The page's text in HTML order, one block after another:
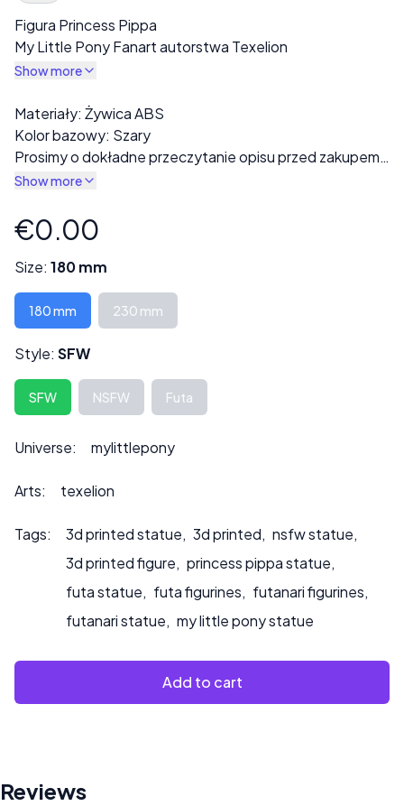
Spec Description
Figura Princess Pippa
My Little Pony Fanart autorstwa Texelion
Show more
Description
Materiały: Żywica ABS
Kolor bazowy: Szary
Prosimy o dokładne przeczytanie opisu przed zakupem!
Gotowy wydruk będzie wykonany z szarej żywicy. W
pełni ubrane lub nagie.
Każdy wydruk jest starannie sprawdzany pod kątem
wad lub błędów druku przed wysyłką.
wymagać montażu.
Wysokość może być dostosowana na życzenie, co
Skontaktuj się z nami pod adresem ***
info@sultry3dprints.com*** w sprawie indywidualnych
zamówień lub jeśli chcesz, abyśmy pomalowali produkt.
Show more
Product information
€0.00
Size: 180 mm
180 mm 230 mm
Style: SFW
SFW NSFW Futa
Universe: mylittlepony
Arts: texelion
Tags: 3d printed statue, 3d printed, nsfw statue,
3d printed figure, princess pippa statue,
futa statue, futa figurines, futanari figurines,
futanari statue, my little pony statue
Add to cart
Reviews